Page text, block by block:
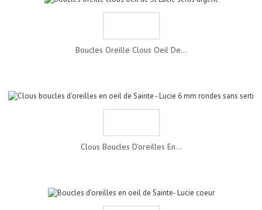
Boucles Oreille Clous Oeil De...
Clous Boucles D'oreilles En...